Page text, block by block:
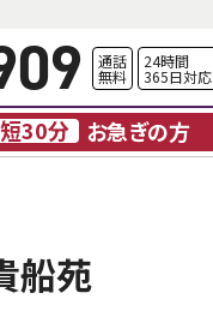
通話
無料
24時間
365日対応
30分 お急ぎの方
船苑